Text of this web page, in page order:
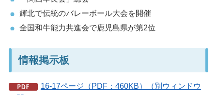
輝北で伝統のバレーボール大会を開催
全国和牛能力共進会で鹿児島県が第2位
情報掲示板
16-17ページ（PDF：460KB）（別ウィンドウ